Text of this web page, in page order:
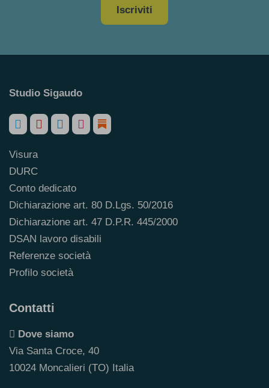
Iscriviti
Studio Sigaudo
Visura
DURC
Conto dedicato
Dichiarazione art. 80 D.Lgs. 50/2016
Dichiarazione art. 47 D.P.R. 445/2000
DSAN lavoro disabili
Referenze società
Profilo società
Contatti
Dove siamo
Via Santa Croce, 40
10024 Moncalieri (TO) Italia